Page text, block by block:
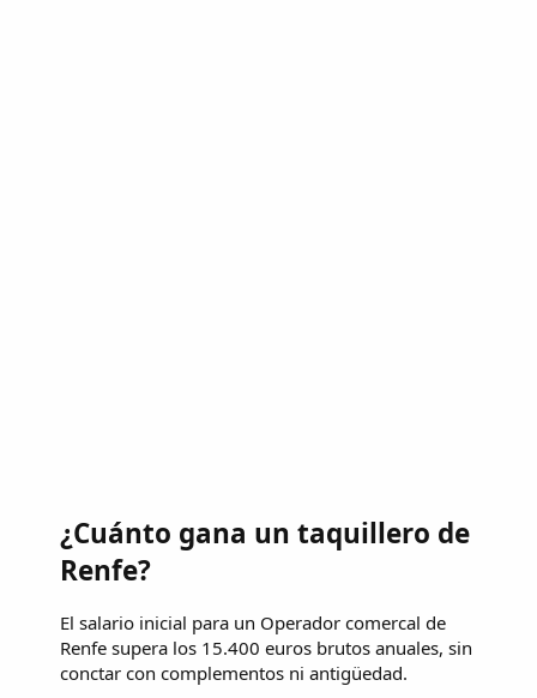
¿Cuánto gana un taquillero de
Renfe?
El salario inicial para un Operador comercal de
Renfe supera los 15.400 euros brutos anuales, sin
conctar con complementos ni antigüedad.